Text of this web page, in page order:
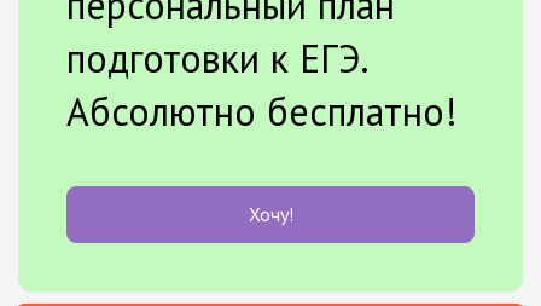
подготовки к ЕГЭ.
Абсолютно бесплатно!
Хочу!